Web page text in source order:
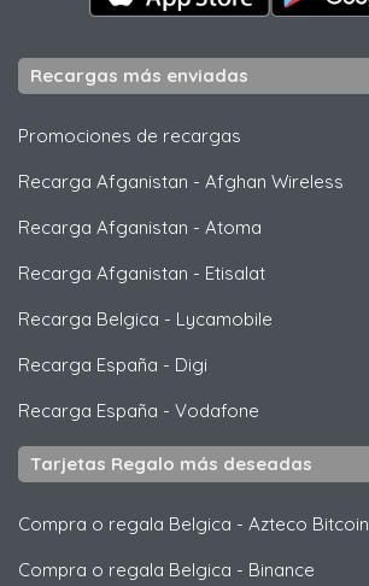
Recargas más enviadas
Promociones de recargas
Recarga Afganistan - Afghan Wireless
Recarga Afganistan - Atoma
Recarga Afganistan - Etisalat
Recarga Belgica - Lycamobile
Recarga España - Digi
Recarga España - Vodafone
Tarjetas Regalo más deseadas
Compra o regala Belgica - Azteco Bitcoin
Compra o regala Belgica - Binance